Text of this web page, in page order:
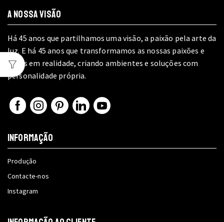
A NOSSA VISÃO
Há 45 anos que partilhamos uma visão, a paixão pela arte da
luz. E há 45 anos que transformamos as nossas paixões e
ideias em realidade, criando ambientes e soluções com
personalidade própria.
FacebookInstagram
Pinterest
LinkedinYoutube
INFORMAÇÃO
Produção
Contacte-nos
Instagram